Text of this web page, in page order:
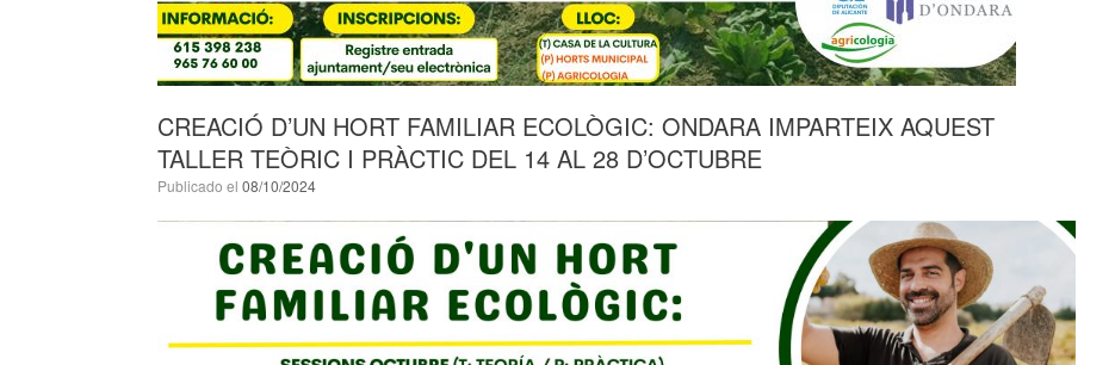
CREACIÓ D’UN HORT FAMILIAR ECOLÒGIC: ONDARA IMPARTEIX AQUEST
TALLER TEÒRIC I PRÀCTIC DEL 14 AL 28 D’OCTUBRE
Publicado el 08/10/2024